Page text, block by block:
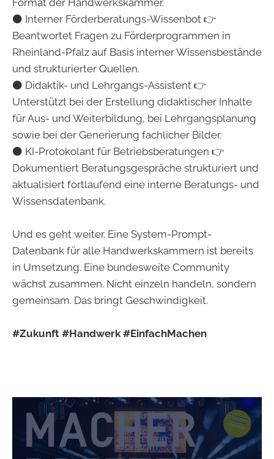
⚫ Interner Förderberatungs-Wissenbot 👉
Beantwortet Fragen zu Förderprogrammen in
Rheinland-Pfalz auf Basis interner Wissensbestände
und strukturierter Quellen.
⚫ Didaktik- und Lehrgangs-Assistent 👉
Unterstützt bei der Erstellung didaktischer Inhalte
für Aus- und Weiterbildung, bei Lehrgangsplanung
sowie bei der Generierung fachlicher Bilder.
⚫ KI-Protokolant für Betriebsberatungen 👉
Dokumentiert Beratungsgespräche strukturiert und
aktualisiert fortlaufend eine interne Beratungs- und
Wissensdatenbank.
Und es geht weiter. Eine System-Prompt-
Datenbank für alle Handwerkskammern ist bereits
in Umsetzung. Eine bundesweite Community
wächst zusammen. Nicht einzeln handeln, sondern
gemeinsam. Das bringt Geschwindigkeit.
#Zukunft #Handwerk #EinfachMachen